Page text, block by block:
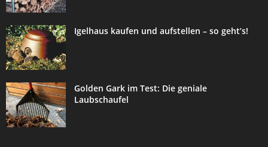
Igelhaus kaufen und aufstellen – so geht’s!
Golden Gark im Test: Die geniale
Laubschaufel